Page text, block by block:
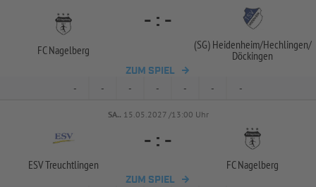
FC Nagelberg
- : -
(SG) Heidenheim/Hechlingen/
Döckingen
ZUM SPIEL
- - - - - - -
SA.. 15.05.2027 /13:00 Uhr
ESV Treuchtlingen
- : -
FC Nagelberg
ZUM SPIEL